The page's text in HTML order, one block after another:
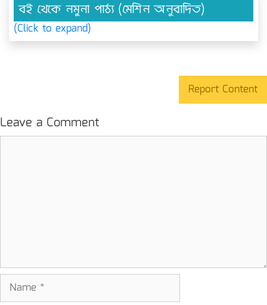
বই থেকে নমুনা পাঠ্য (মেশিন অনুবাদিত)
(Click to expand)
Report Content
Leave a Comment
Name